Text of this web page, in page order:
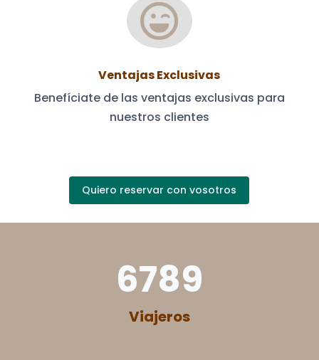

Ventajas Exclusivas
Benefíciate de las ventajas exclusivas para
nuestros clientes
Quiero reservar con vosotros
6789
Viajeros